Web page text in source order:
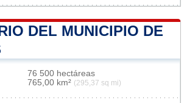
DEL MUNICIPIO DE
76 500 hectáreas
765,00 km² (295,37 sq mi)